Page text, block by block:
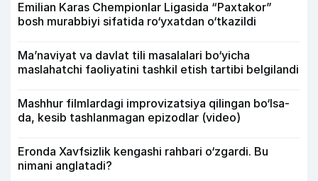
Emilian Karas Chempionlar Ligasida “Paxtakor”
bosh murabbiyi sifatida ro‘yxatdan o‘tkazildi
Ma’naviyat va davlat tili masalalari bo‘yicha
maslahatchi faoliyatini tashkil etish tartibi belgilandi
Mashhur filmlardagi improvizatsiya qilingan bo‘lsa-
da, kesib tashlanmagan epizodlar (video)
Eronda Xavfsizlik kengashi rahbari o‘zgardi. Bu
nimani anglatadi?